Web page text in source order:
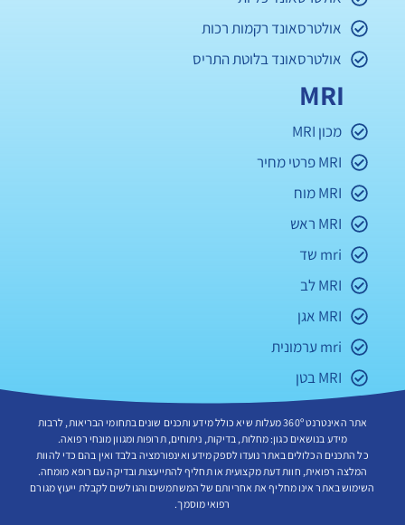
אולטרסאונד רקמות רכות
אולטרסאונד בלוטת התריס
MRI
מכון MRI
MRI פרטי מחיר
MRI מוח
MRI ראש
mri שד
MRI לב
MRI אגן
mri ערמונית
MRI בטן
אתר האינטרנט 360º מעלות שיא כולל מידע ותכנים שונים בתחומי הבריאות, לרבות
מידע בנושאים כגון: מחלות, בדיקות, ניתוחים, תרופות ומגוון מונחי רפואה.
כל התכנים הכלולים באתר נועדו לספק מידע ואינפורמציה בלבד ואין בהם כדי להוות
המלצה רפואית, חוות דעת מקצועית או תחליף להתייעצות ובדיקה עם רופא מומחה.
השימוש באתר אינו מחליף את אחריותם של המשתמשים והגולשים לקבלת ייעוץ מגורם
רפואי מוסמך.